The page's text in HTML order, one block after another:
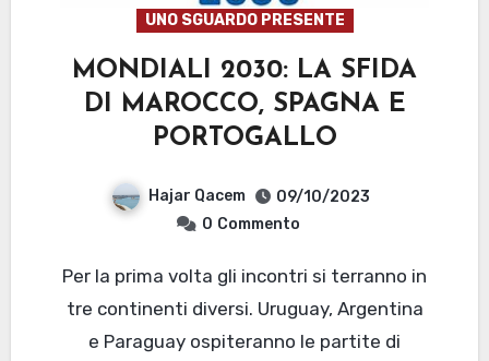
UNO SGUARDO PRESENTE
MONDIALI 2030: LA SFIDA
DI MAROCCO, SPAGNA E
PORTOGALLO
Hajar Qacem
09/10/2023
0 Commento
Per la prima volta gli incontri si terranno in
tre continenti diversi. Uruguay, Argentina
e Paraguay ospiteranno le partite di